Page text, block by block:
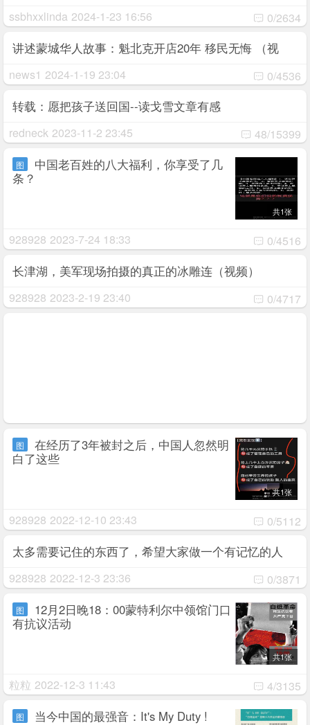
ssbhxxlinda 2024-1-23 16:56 0/2634
讲述蒙城华人故事：魁北克开店20年 移民无悔 （视
news1 2024-1-19 23:04 0/4536
转载：愿把孩子送回国--读戈雪文章有感
redneck 2023-11-2 23:45 48/15399
图中国老百姓的八大福利，你享受了几
条？
共1张
928928 2023-7-24 18:33 0/4516
长津湖，美军现场拍摄的真正的冰雕连（视频）
928928 2023-2-19 23:40 0/4717
图在经历了3年被封之后，中国人忽然明
白了这些
共1张
928928 2022-12-10 23:43 0/5112
太多需要记住的东西了，希望大家做一个有记忆的人
928928 2022-12-3 23:36 0/3871
图12月2日晚18：00蒙特利尔中领馆门口
有抗议活动
共1张
粒粒 2022-12-3 11:43 4/3135
图当今中国的最强音：It's My Duty !